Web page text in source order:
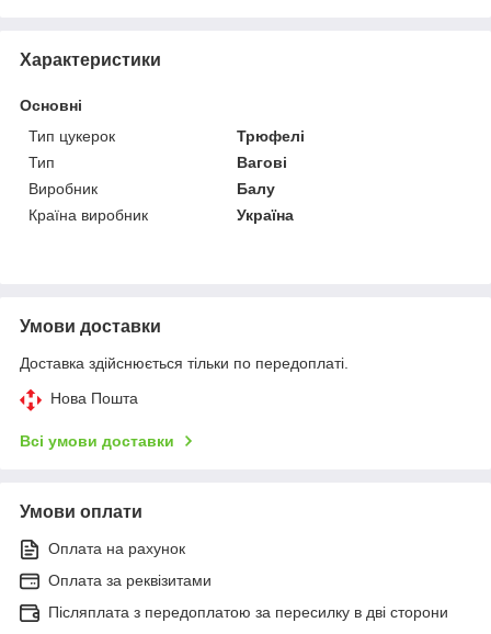
Характеристики
Основні
Тип цукерок
Трюфелі
Тип
Вагові
Виробник
Балу
Країна виробник
Україна
Умови доставки
Доставка здійснюється тільки по передоплаті.
Нова Пошта
Всі умови доставки
Умови оплати
Оплата на рахунок
Оплата за реквізитами
Післяплата з передоплатою за пересилку в дві сторони